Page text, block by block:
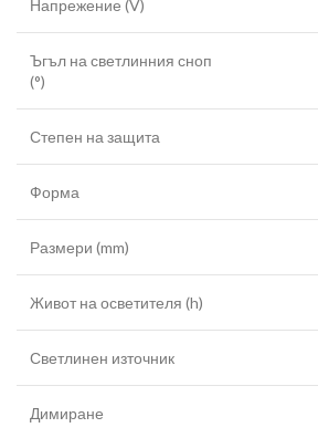
Напрежение (V)
Ъгъл на светлинния сноп
(°)
Степен на защита
Форма
Размери (mm)
Живот на осветителя (h)
Светлинен източник
Димиране